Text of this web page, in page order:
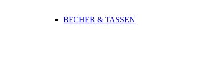
BECHER & TASSEN